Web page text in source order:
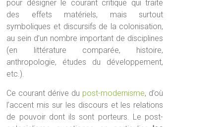
pour désigner le courant critique qui traite
des effets matériels, mais surtout
symboliques et discursifs de la colonisation,
au sein d’un nombre important de disciplines
(en littérature comparée, histoire,
anthropologie, études du développement,
etc.).
Ce courant dérive du post-modernisme, d’où
l’accent mis sur les discours et les relations
de pouvoir dont ils sont porteurs. Le post-